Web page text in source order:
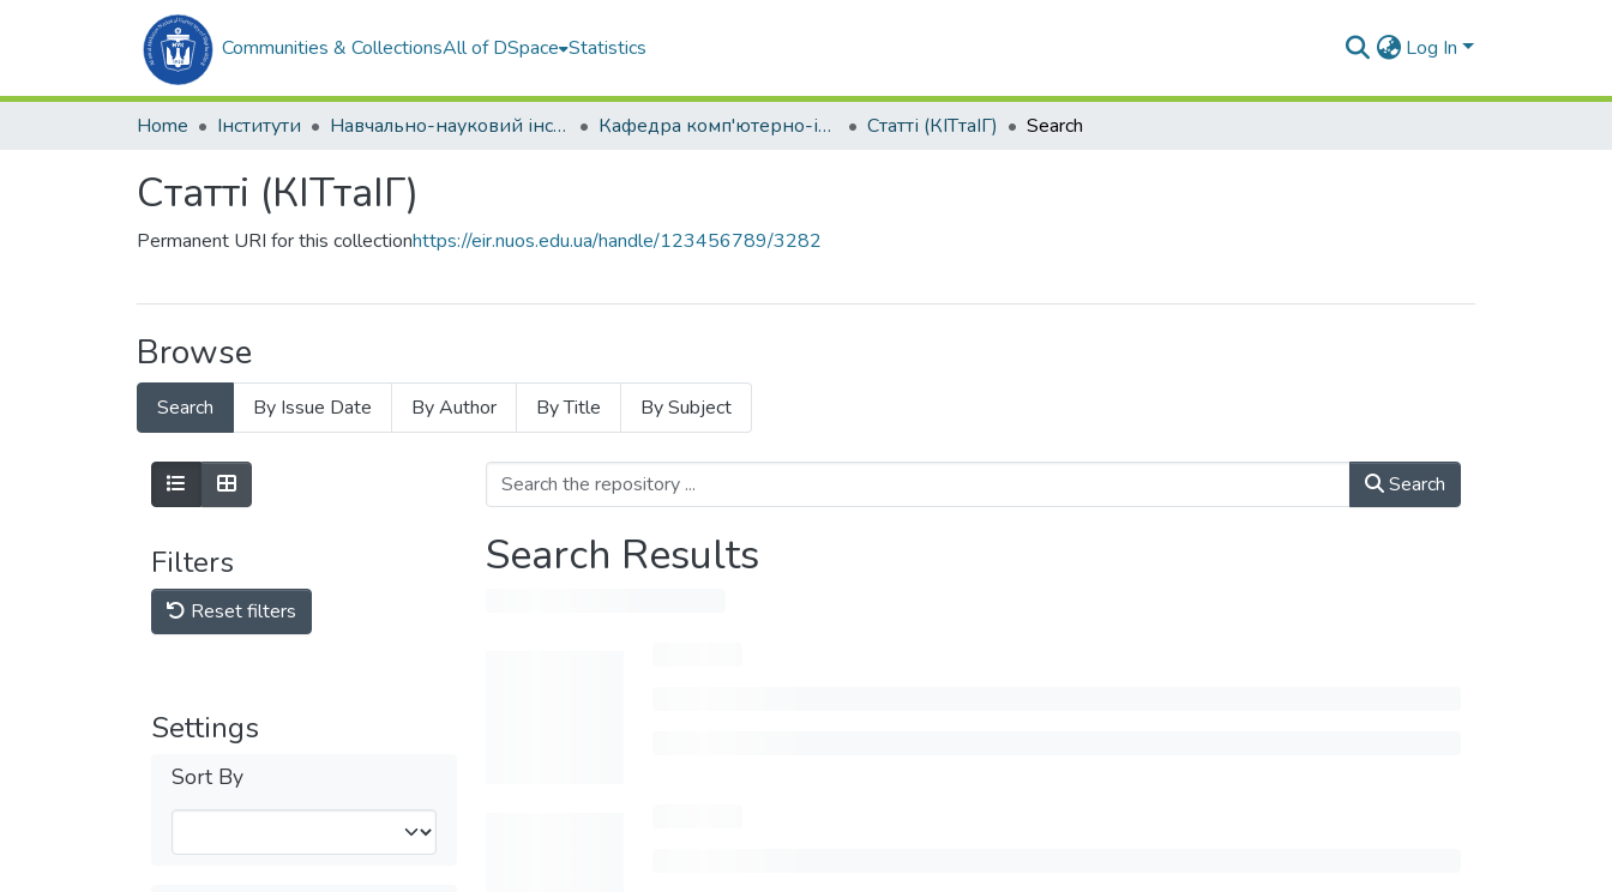
Communities & CollectionsAll of DSpace Statistics Log In
Home Інститути Навчально-науковий інститут комп'ютерних наук та управління проектами (ННІКНУП) Кафедра комп'ютерно-інтегрованих технологій та інженерної графіки (КІТтаІГ) Статті (КІТтаІГ) Search
Статті (КІТтаІГ)
Permanent URI for this collectionhttps://eir.nuos.edu.ua/handle/123456789/3282
Browse
Search By Issue Date By Author By Title By Subject
Filters
Reset filters
Settings
Sort By
Search
Search Results